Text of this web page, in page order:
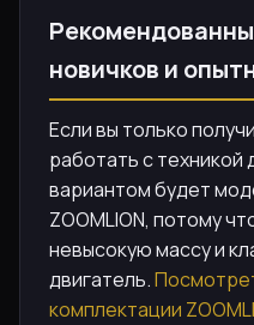
новичков и
Если вы только
работать с техникой
вариантом будет
ZOOMLION, потому
невысокую массу и
двигатель.
комплектации